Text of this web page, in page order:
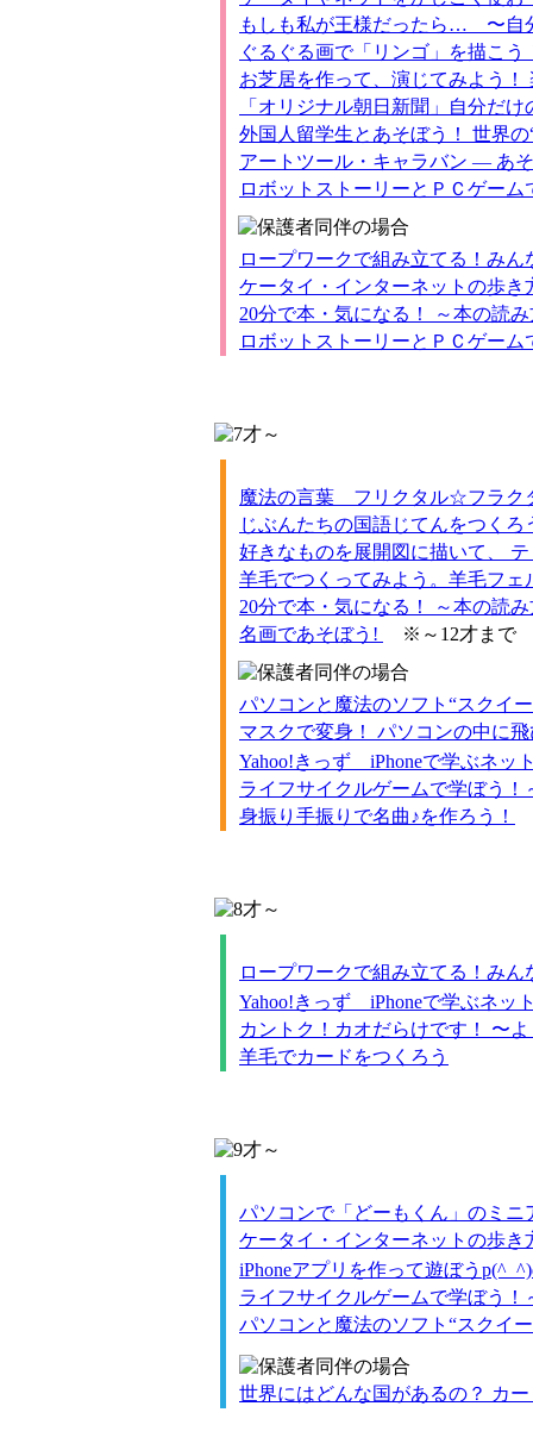
もしも私が王様だったら… 〜自
ぐるぐる画で「リンゴ」を描こう
お芝居を作って、演じてみよう
「オリジナル朝日新聞」自分だ
外国人留学生とあそぼう！ 世界
アートツール・キャラバン ― あ
ロボットストーリーとＰＣゲー
ロープワークで組み立てる！みん
ケータイ・インターネットの歩き
20分で本・気になる！ ～本の読
ロボットストーリーとＰＣゲー
魔法の言葉 フリクタル☆フラク
じぶんたちの国語じてんをつくろ
好きなものを展開図に描いて、
羊毛でつくってみよう。羊毛フェ
20分で本・気になる！ ～本の読
名画であそぼう!
※～12才まで
パソコンと魔法のソフト“スクイ
マスクで変身！ パソコンの中に
Yahoo!きっず iPhoneで学ぶネッ
ライフサイクルゲームで学ぼう
身振り手振りで名曲♪を作ろう！
ロープワークで組み立てる！みん
Yahoo!きっず iPhoneで学ぶネッ
カントク！カオだらけです！ 〜
羊毛でカードをつくろう
パソコンで「どーもくん」のミ
ケータイ・インターネットの歩き
iPhoneアプリを作って遊ぼう
ライフサイクルゲームで学ぼう
パソコンと魔法のソフト“スクイ
世界にはどんな国があるの？ カ